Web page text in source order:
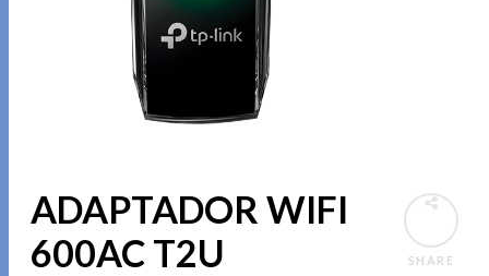
SHARE
ADAPTADOR WIFI
600AC T2U